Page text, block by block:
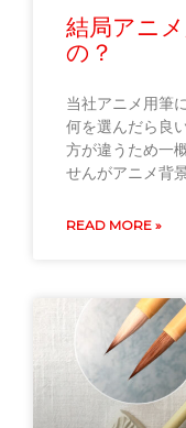
結局アニ
の？
当社アニメ用筆
何を選んだら良
方が違うため一
せんがアニメ背
READ MORE »